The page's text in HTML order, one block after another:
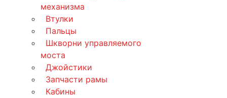
механизма
Втулки
Пальцы
Шкворни управляемого
моста
Джойстики
Запчасти рамы
Кабины